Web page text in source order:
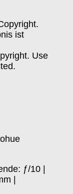
ist
Use
ƒ/10 |
|